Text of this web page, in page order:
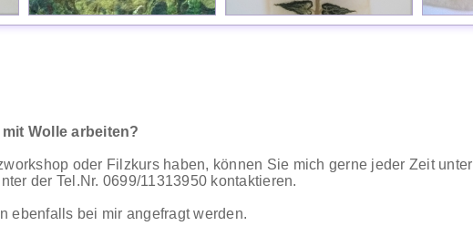
Wolle arbeiten?
oder Filzkurs haben, können Sie mich gerne jeder Zeit unter
der Tel.Nr. 0699/11313950 kontaktieren.
ebenfalls bei mir angefragt werden.